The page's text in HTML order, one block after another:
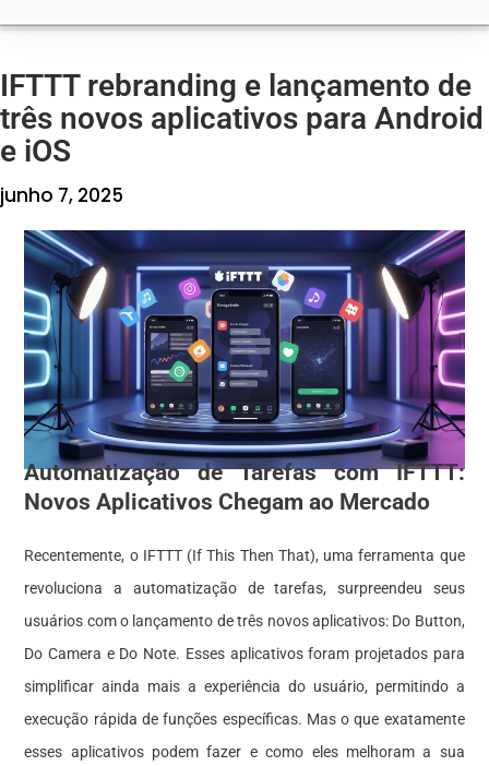
IFTTT rebranding e lançamento de
três novos aplicativos para Android
e iOS
junho 7, 2025
Automatização de Tarefas com IFTTT:
Novos Aplicativos Chegam ao Mercado
Recentemente, o IFTTT (If This Then That), uma ferramenta que
revoluciona a automatização de tarefas, surpreendeu seus
usuários com o lançamento de três novos aplicativos: Do Button,
Do Camera e Do Note. Esses aplicativos foram projetados para
simplificar ainda mais a experiência do usuário, permitindo a
execução rápida de funções específicas. Mas o que exatamente
esses aplicativos podem fazer e como eles melhoram a sua